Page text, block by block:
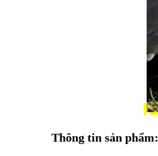
Thông tin sản phẩm: